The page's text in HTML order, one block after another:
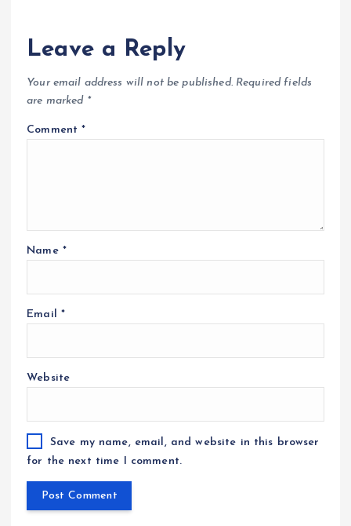
Leave a Reply
Your email address will not be published. Required fields
are marked *
Comment*
Name *
Email *
Website
Save my name, email, and website in this browser
for the next time I comment.